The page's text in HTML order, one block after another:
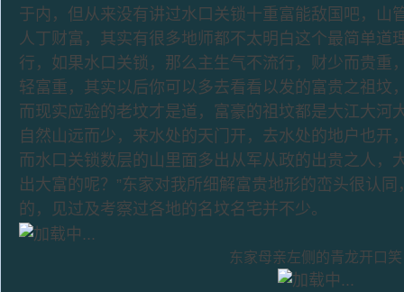
于内，但从来没有讲过水口关锁十重富能敌国吧，山
人丁财富，其实有很多地师都不太明白这个最简单道
行，如果水口关锁，那么主生气不流行，财少而贵重
轻富重，其实以后你可以多去看看以发的富贵之祖坟
而现实应验的老坟才是道，富豪的祖坟都是大江大河
自然山远而少，来水处的天门开，去水处的地户也开
而水口关锁数层的山里面多出从军从政的出贵之人，
出大富的呢？”东家对我所细解富贵地形的峦头很认
的，见过及考察过各地的名坟名宅并不少。
东家母亲左侧的青龙开口笑